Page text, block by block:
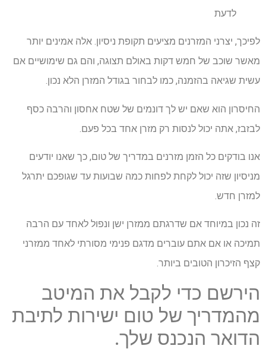
לדעת
לפיכך, יצרני המזרנים מציעים תקופת ניסיון. אלה אמינים יותר
מאשר שוכב של חמש דקות באולם תצוגה, והם גם שימושיים אם
עשית שגיאה בהזמנה, כמו לבחור בגודל המזרן הלא נכון.
החיסרון הוא שאם יש לך דונמים של שטח אחסון והרבה כסף
לבזבז, אתה יכול לנסות רק מזרן אחד בכל פעם.
אנו בודקים כל הזמן מזרנים במדריך של טום, כך שאנו יודעים
מניסיון שזה יכול לקחת לפחות כמה שבועות עד שגופכם יתרגל
למזרן חדש.
זה נכון במיוחד אם שדרגתם ממזרן ישן ונפול לאחד עם הרבה
תמיכה או אם אתם עוברים מדגם פנימי מסורתי לאחד ממזרני
קצף הזיכרון הטובים ביותר.
הירשם כדי לקבל את המיטב
מהמדריך של טום ישירות לתיבת
הדואר הנכנס שלך.